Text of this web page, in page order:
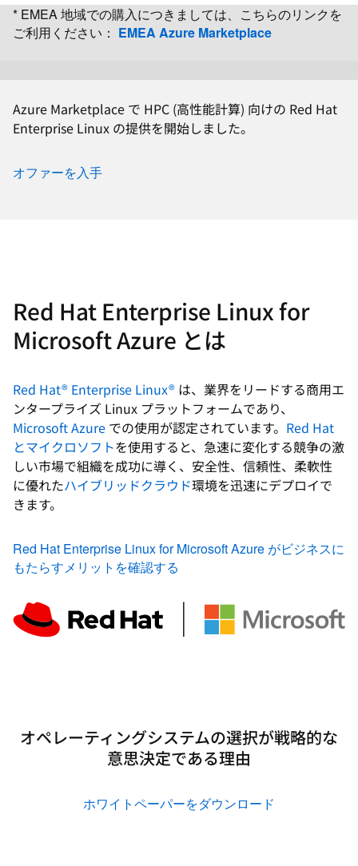
* EMEA 地域での購入につきましては、こちらのリンクを
ご利用ください： EMEA Azure Marketplace
Azure Marketplace で HPC (高性能計算) 向けの Red Hat
Enterprise Linux の提供を開始しました。
オファーを入手
Red Hat Enterprise Linux for
Microsoft Azure とは
Red Hat® Enterprise Linux® は、業界をリードする商用エ
ンタープライズ Linux プラットフォームであり、
Microsoft Azure での使用が認定されています。 Red Hat
とマイクロソフトを使用すると、急速に変化する競争の激
しい市場で組織を成功に導く、安全性、信頼性、柔軟性
に優れたハイブリッドクラウド環境を迅速にデプロイで
きます。
Red Hat Enterprise Linux for Microsoft Azure がビジネスに
もたらすメリットを確認する
オペレーティングシステムの選択が戦略的な
意思決定である理由
ホワイトペーパーをダウンロード